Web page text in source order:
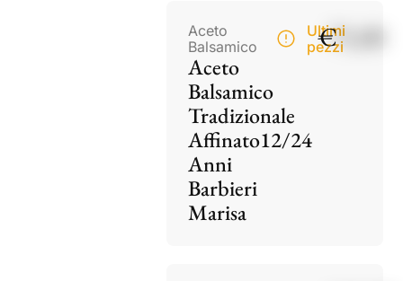
Aceto
Balsamico
Aceto
Balsamico
Tradizionale
Affinato12/24
Anni
Barbieri
Marisa
Ultimi
pezzi
€75,00